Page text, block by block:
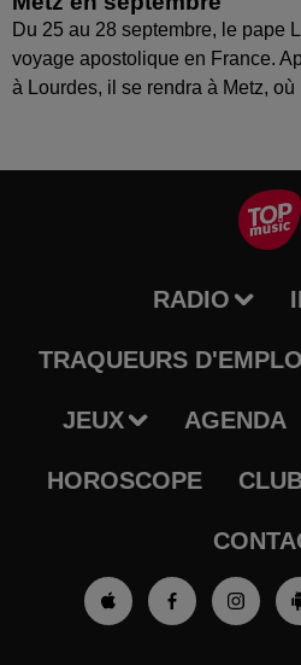
Du 25 au 28 septembre, le pape
voyage apostolique en France.
à Lourdes, il se rendra à Metz, où
RADIO
TRAQUEURS
JEUX AGENDA
HOROSCOPE